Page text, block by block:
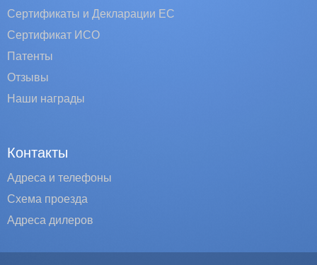
Сертификаты и Декларации EC
Сертификат ИСО
Патенты
Отзывы
Наши награды
Контакты
Адреса и телефоны
Схема проезда
Адреса дилеров